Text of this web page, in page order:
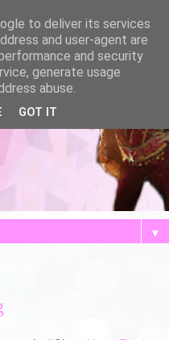
▼
to deliver its services
and user-agent are
and security
generate usage
abuse.
GOT IT